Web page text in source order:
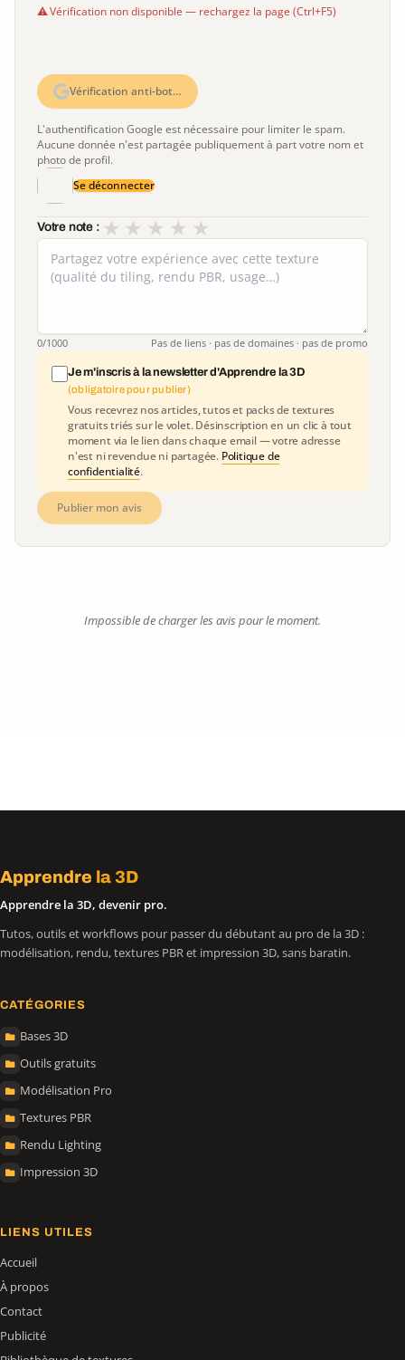
Vérification non disponible — rechargez la page (Ctrl+F5)
Vérification anti-bot…
L'authentification Google est nécessaire pour limiter le spam.
Aucune donnée n'est partagée publiquement à part votre nom et
photo de profil.
Se déconnecter
Votre note : ★
★
★
★
★
0/1000 Pas de liens · pas de domaines · pas de promo
Je m'inscris à la newsletter d'Apprendre la 3D
(obligatoire pour publier)
Vous recevrez nos articles, tutos et packs de textures
gratuits triés sur le volet. Désinscription en un clic à tout
moment via le lien dans chaque email — votre adresse
n'est ni revendue ni partagée. Politique de
confidentialité.
Publier mon avis
Impossible de charger les avis pour le moment.
Apprendre la 3D
Apprendre la 3D, devenir pro.
Tutos, outils et workflows pour passer du débutant au pro de la 3D :
modélisation, rendu, textures PBR et impression 3D, sans baratin.
CATÉGORIES
Bases 3D
Outils gratuits
Modélisation Pro
Textures PBR
Rendu Lighting
Impression 3D
LIENS UTILES
Accueil
À propos
Contact
Publicité